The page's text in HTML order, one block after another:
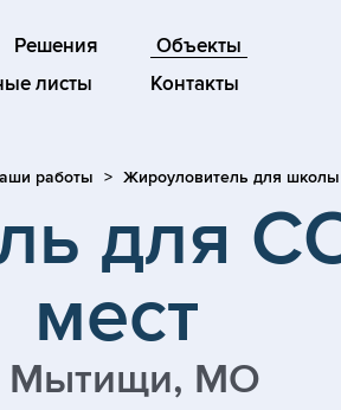
Решения
Объекты
листы Контакты
работы Жироуловитель для школы
для
мест
Мытищи, МО